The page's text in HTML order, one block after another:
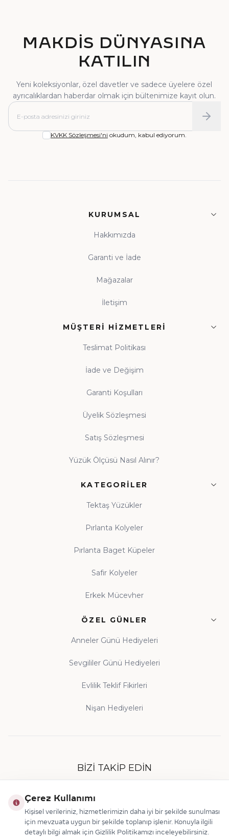
MAKDİS DÜNYASINA
KATILIN
Yeni koleksiyonlar, özel davetler ve sadece üyelere özel
ayrıcalıklardan haberdar olmak için bültenimize kayıt olun.
KVKK Sözleşmesi'ni okudum, kabul ediyorum.
KURUMSAL
Hakkımızda
Garanti ve İade
Mağazalar
İletişim
MÜŞTERI HIZMETLERI
Teslimat Politikası
İade ve Değişim
Garanti Koşulları
Üyelik Sözleşmesi
Satış Sözleşmesi
Yüzük Ölçüsü Nasıl Alınır?
KATEGORILER
Tektaş Yüzükler
Pırlanta Kolyeler
Pırlanta Baget Küpeler
Safir Kolyeler
Erkek Mücevher
ÖZEL GÜNLER
Anneler Günü Hediyeleri
Sevgililer Günü Hediyeleri
Evlilik Teklif Fikirleri
Nişan Hediyeleri
BIZI TAKIP EDIN
Çerez Kullanımı
Kişisel verileriniz, hizmetlerimizin daha iyi bir şekilde sunulması
için mevzuata uygun bir şekilde toplanıp işlenir. Konuyla ilgili
detaylı bilgi almak için Gizlilik Politikamızı inceleyebilirsiniz.